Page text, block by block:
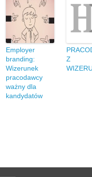
Employer
branding:
Wizerunek
pracodawcy
ważny dla
kandydatów
Z